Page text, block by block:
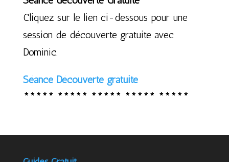
Cliquez sur le lien ci-dessous pour une
session de découverte gratuite avec
Dominic.
Séance Découverte gratuite
***** ***** ***** ***** *****